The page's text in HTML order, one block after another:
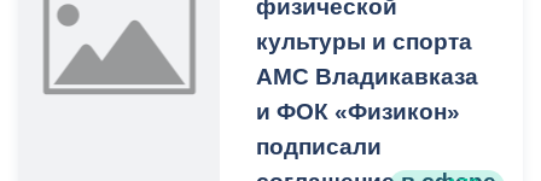
территорию проведения
работ и выбирать
альтернативные
маршруты для прогулок—
безопасности.
физической
культуры и спорта
АМС Владикавказа
и ФОК «Физикон»
подписали